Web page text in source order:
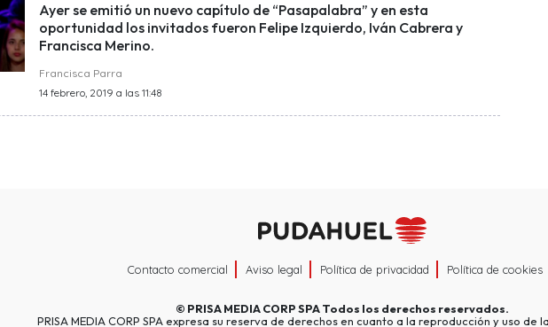
Ayer se emitió un nuevo capítulo de “Pasapalabra” y en esta
oportunidad los invitados fueron Felipe Izquierdo, Iván Cabrera y
Francisca Merino.
Francisca Parra
14 febrero, 2019 a las 11:48
Contacto comercial Aviso legal Política de privacidad Política de cookies
© PRISA MEDIA CORP SPATodos los derechos reservados.
PRISA MEDIA CORP SPA expresa su reserva de derechos en cuanto a la reproducción y uso de